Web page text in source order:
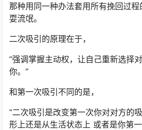
那种用同一种办法套用所有挽回过
耍流氓。
二次吸引的原理在于，
“强调掌握主动权，让自己重新选择
你。”
和第一次吸引不同的是，
“二次吸引是改变第一次你对对方的
形上还是从生活状态上 或者是你第